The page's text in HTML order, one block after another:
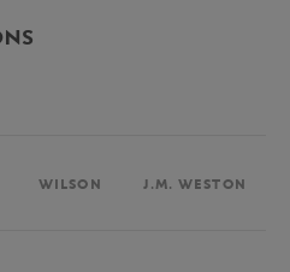
WILSON J.M. WESTON